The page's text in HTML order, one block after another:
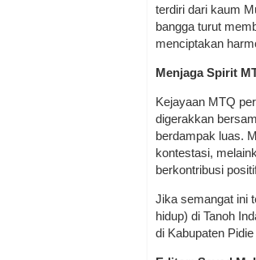
terdiri dari kaum
bangga turut
menciptakan
Menjaga Spirit
Kejayaan MTQ
digerakkan
berdampak luas.
kontestasi,
berkontribusi
Jika semangat ini
hidup) di Tanoh
di Kabupaten